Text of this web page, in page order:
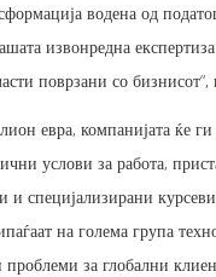
водена од
извонредна
поврзани со
евра, компанијата ќе
услови за работа,
и специјализирани
на голема група
за глобални